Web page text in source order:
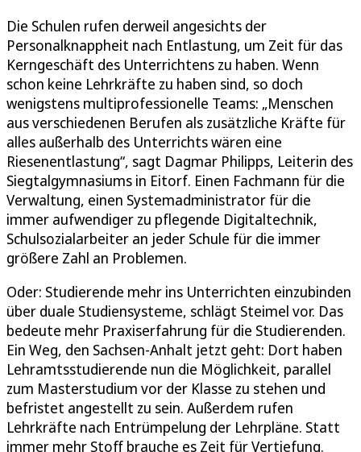
Die Schulen rufen derweil angesichts der
Personalknappheit nach Entlastung, um Zeit für das
Kerngeschäft des Unterrichtens zu haben. Wenn
schon keine Lehrkräfte zu haben sind, so doch
wenigstens multiprofessionelle Teams: „Menschen
aus verschiedenen Berufen als zusätzliche Kräfte für
alles außerhalb des Unterrichts wären eine
Riesenentlastung“, sagt Dagmar Philipps, Leiterin des
Siegtalgymnasiums in Eitorf. Einen Fachmann für die
Verwaltung, einen Systemadministrator für die
immer aufwendiger zu pflegende Digitaltechnik,
Schulsozialarbeiter an jeder Schule für die immer
größere Zahl an Problemen.
Oder: Studierende mehr ins Unterrichten einzubinden
über duale Studiensysteme, schlägt Steimel vor. Das
bedeute mehr Praxiserfahrung für die Studierenden.
Ein Weg, den Sachsen-Anhalt jetzt geht: Dort haben
Lehramtsstudierende nun die Möglichkeit, parallel
zum Masterstudium vor der Klasse zu stehen und
befristet angestellt zu sein. Außerdem rufen
Lehrkräfte nach Entrümpelung der Lehrpläne. Statt
immer mehr Stoff brauche es Zeit für Vertiefung.